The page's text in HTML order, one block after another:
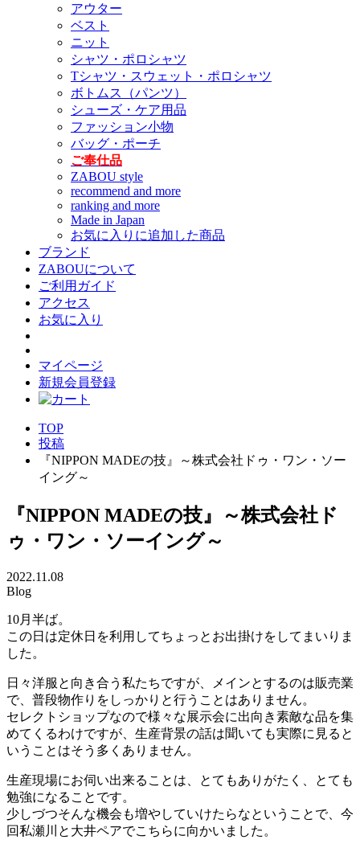
アウター
ベスト
ニット
シャツ・ポロシャツ
Tシャツ・スウェット・ポロシャツ
ボトムス（パンツ）
シューズ・ケア用品
ファッション小物
バッグ・ポーチ
ご奉仕品
ZABOU style
recommend and more
ranking and more
Made in Japan
お気に入りに追加した商品
ブランド
ZABOUについて
ご利用ガイド
アクセス
お気に入り
マイページ
新規会員登録
TOP
投稿
『NIPPON MADEの技』～株式会社ドゥ・ワン・ソー
イング～
『NIPPON MADEの技』～株式会社ド
ゥ・ワン・ソーイング～
2022.11.08
Blog
10月半ば。
この日は定休日を利用してちょっとお出掛けをしてまいりま
した。
日々洋服と向き合う私たちですが、メインとするのは販売業
で、普段物作りをしっかりと行うことはありません。
セレクトショップなので様々な展示会に出向き素敵な品を集
めてくるわけですが、生産背景の話は聞いても実際に見ると
いうことはそう多くありません。
生産現場にお伺い出来ることは、とてもありがたく、とても
勉強になることです。
少しづつそんな機会も増やしていけたらなということで、今
回私瀬川と大井ペアでこちらに向かいました。